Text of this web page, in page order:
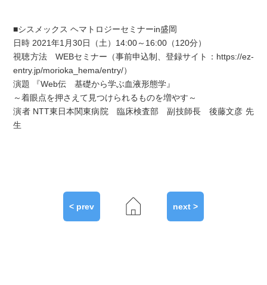
■シスメックス ヘマトロジーセミナーin盛岡
日時 2021年1月30日（土）14:00～16:00（120分）
視聴方法 WEBセミナー（事前申込制、登録サイト：https://ez-
entry.jp/morioka_hema/entry/）
演題 『Web伝 基礎から学ぶ血液形態学』
～着眼点を押さえて見つけられるものを増やす～
演者 NTT東日本関東病院 臨床検査部 副技師長 後藤文彦 先
生
< prev next >